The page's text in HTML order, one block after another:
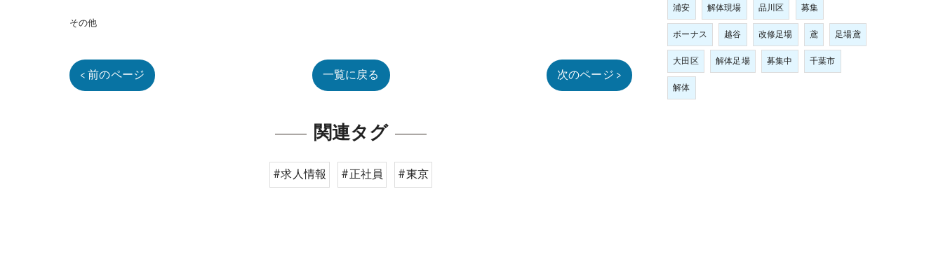
その他
< 前のページ 一覧に戻る 次のページ >
関連タグ
#求人情報 #正社員 #東京
浦安
解体現場 品川区
募集
ボーナス
越谷 改修足場 鳶
足場鳶
大田区
解体足場 募集中
千葉市
解体